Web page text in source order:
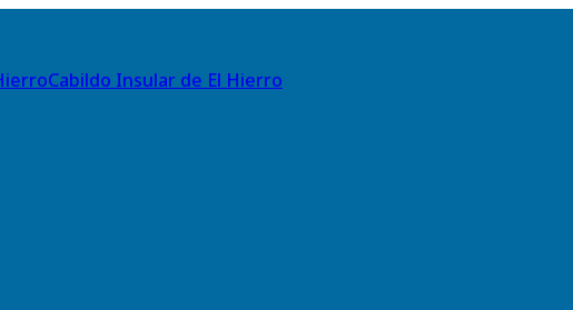
Cabildo Insular de El Hierro